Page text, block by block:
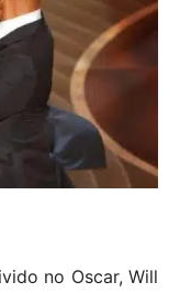
no Oscar, Will